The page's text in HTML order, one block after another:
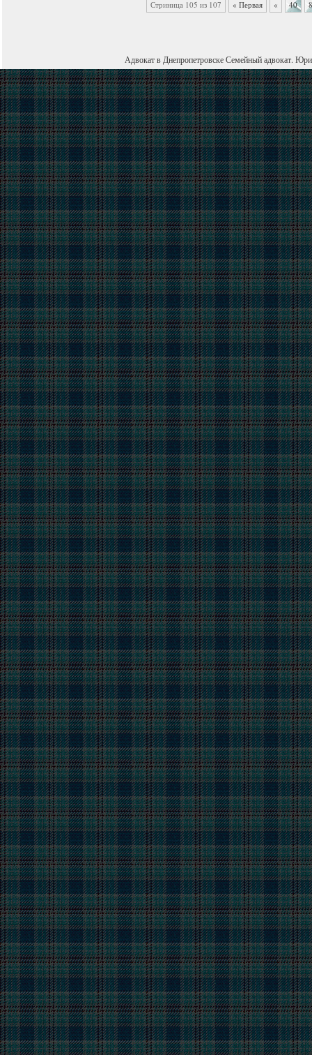
Стриница 105 из 107 « Первая « 40
Адвокат в ДнепропетровскеСемейный адвокат.